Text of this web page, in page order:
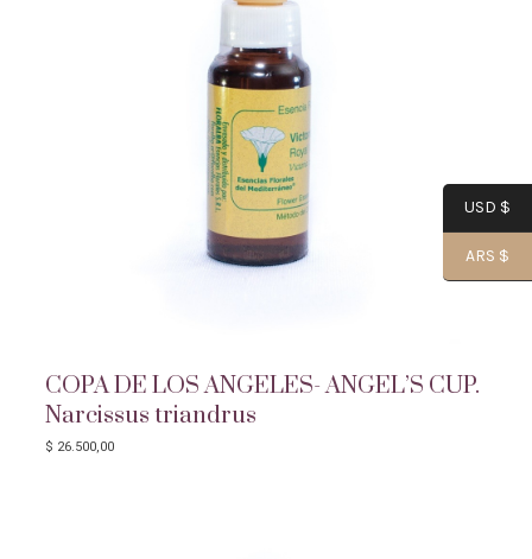
COPA DE LOS ANGELES- ANGEL’S CUP.
Narcissus triandrus
$ 26.500,00
USD $
ARS $